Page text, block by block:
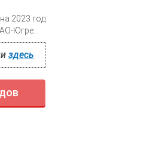
2023 год
Югре...
здесь